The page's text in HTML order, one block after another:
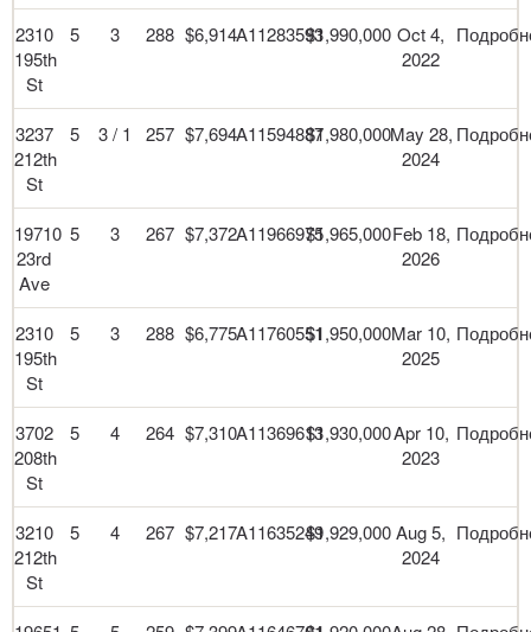
2310
195th
St
5 3 288 $6,914A11283593$1,990,000 Oct 4,
2022
3237
212th
St
5 3 / 1 257 $7,694A11594887$1,980,000May 28,
2024
19710
23rd
Ave
5 3 267 $7,372A11966975$1,965,000Feb 18,
2026
2310
195th
St
5 3 288 $6,775A11760551$1,950,000Mar 10,
2025
3702
208th
St
5 4 264 $7,310A11369613$1,930,000Apr 10,
2023
3210
212th
St
5 4 267 $7,217A11635249$1,929,000 Aug 5,
2024